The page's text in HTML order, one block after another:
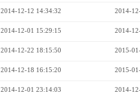
2014-12-12 14:34:32 2014-
2014-12-01 15:29:15 2014-
2014-12-22 18:15:50 2015-
2014-12-18 16:15:20 2015-
2014-12-01 23:14:03 2014-